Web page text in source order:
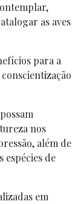
as aves
para a
nos
além de
de
em